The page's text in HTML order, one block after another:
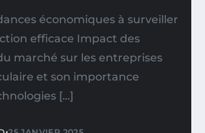
économiques à surveiller
efficace Impact des
marché sur les entreprises
et son importance
[…]